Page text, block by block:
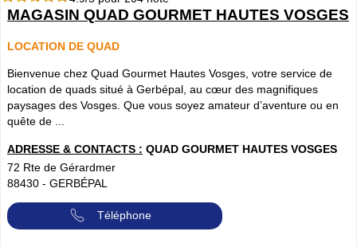
MAGASIN QUAD GOURMET HAUTES VOSGES
LOCATION DE QUAD
Bienvenue chez Quad Gourmet Hautes Vosges, votre service de
location de quads situé à Gerbépal, au cœur des magnifiques
paysages des Vosges. Que vous soyez amateur d’aventure ou en
quête de ...
ADRESSE & CONTACTS : QUAD GOURMET HAUTES VOSGES
72 Rte de Gérardmer
88430 - GERBÉPAL
Téléphone